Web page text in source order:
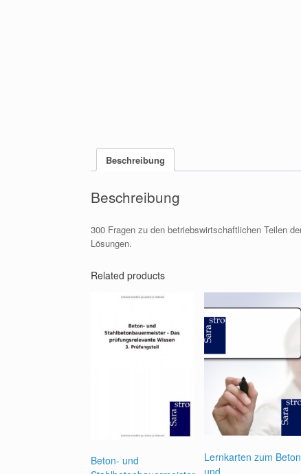
Beschreibung
Beschreibung
300 Fragen zu den betriebswirtschaftlichen Teilen
Lösungen.
Related products
Beton- und
Lernkarten zum
und